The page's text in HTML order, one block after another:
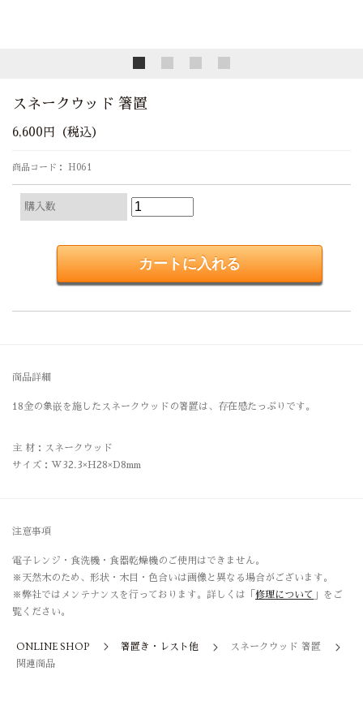
スネークウッド 箸置
6,600円（税込）
商品コード： H061
購入数
商品詳細
18金の象嵌を施したスネークウッドの箸置は、存在感たっぷりです。
主 材：スネークウッド
サイズ：W32.3×H28×D8mm
注意事項
電子レンジ・食洗機・食器乾燥機のご使用はできません。
※天然木のため、形状・木目・色合いは画像と異なる場合がございます。
※弊社ではメンテナンスを行っております。詳しくは「 修理について 」をご
覧ください。
ONLINE SHOP 箸置き・レスト他
スネークウッド 箸置
関連商品